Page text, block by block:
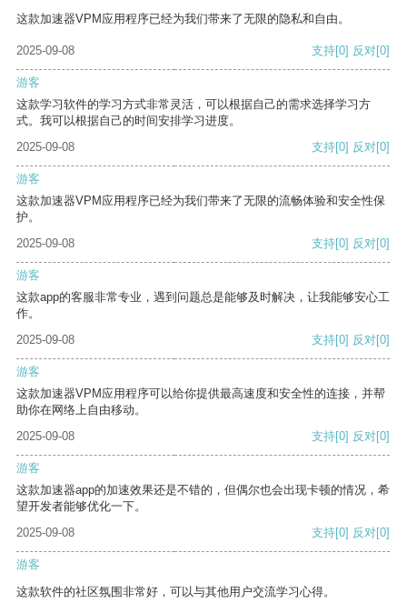
这款加速器VPM应用程序已经为我们带来了无限的隐私和自由。
2025-09-08 支持[0] 反对[0]
游客
这款学习软件的学习方式非常灵活，可以根据自己的需求选择学习方
式。我可以根据自己的时间安排学习进度。
2025-09-08
支持[0] 反对[0]
游客
这款加速器VPM应用程序已经为我们带来了无限的流畅体验和安全性保
护。
2025-09-08
支持[0] 反对[0]
游客
这款app的客服非常专业，遇到问题总是能够及时解决，让我能够安心工
作。
2025-09-08
支持[0] 反对[0]
游客
这款加速器VPM应用程序可以给你提供最高速度和安全性的连接，并帮
助你在网络上自由移动。
2025-09-08
支持[0] 反对[0]
游客
这款加速器app的加速效果还是不错的，但偶尔也会出现卡顿的情况，希
望开发者能够优化一下。
2025-09-08
支持[0] 反对[0]
游客
这款软件的社区氛围非常好，可以与其他用户交流学习心得。